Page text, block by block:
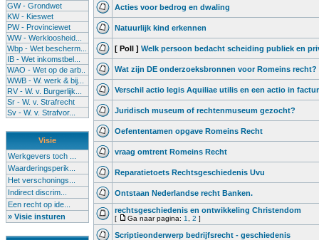
GW - Grondwet
KW - Kieswet
PW - Provinciewet
WW - Werkloosheid...
Wbp - Wet bescherm...
IB - Wet inkomstbel...
WAO - Wet op de arb..
WWB - W. werk & bij...
RV - W. v. Burgerlijk...
Sr - W. v. Strafrecht
Sv - W. v. Strafvor...
Visie
Werkgevers toch ...
Waarderingsperik...
Het verschonings...
Indirect discrim...
Een recht op ide...
» Visie insturen
Acties voor bedrog en dwaling
Natuurlijk kind erkennen
[ Poll ] Welk persoon bedacht scheiding publiek en
Wat zijn DE onderzoeksbronnen voor Romeins recht?
Verschil actio legis Aquiliae utilis en een actio in
Juridisch museum of rechtenmuseum gezocht?
Oefententamen opgave Romeins Recht
vraag omtrent Romeins Recht
Reparatietoets Rechtsgeschiedenis Uvu
Ontstaan Nederlandse recht Banken.
rechtsgeschiedenis en ontwikkeling Christendom
[ Ga naar pagina: 1 2 ]
Scriptieonderwerp bedrijfsrecht - geschiedenis